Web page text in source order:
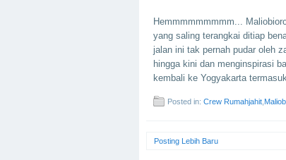
Hemmmmmmmmm...
yang saling terangkai ditiap
jalan ini tak pernah pudar oleh
hingga kini dan menginspirasi
kembali ke Yogyakarta
Posted in: Crew Rumahjahit
Posting Lebih Baru